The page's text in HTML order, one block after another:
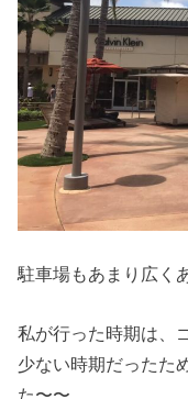
駐車場もあまり広く
私が行った時期は、
少ない時期だったた
た〜〜。